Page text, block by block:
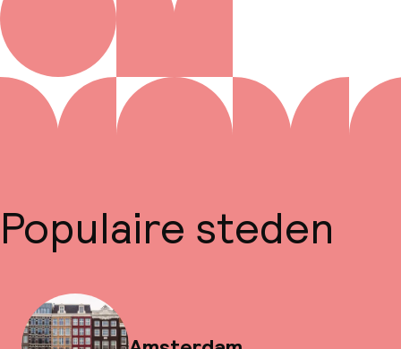
Populaire steden